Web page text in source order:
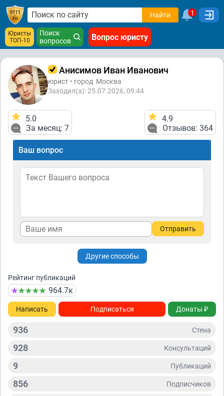
Найти 1
Юристы
ТОП-10
Поиск
вопросов
Вопрос юристу
Анисимов Иван Иванович
юрист • город Москва
Заходил(а): 25.07.2026, 09:44
5.0
За месяц: 7
4.9
Отзывов: 364
Ваш вопрос
Отправить
Другие способы
Рейтинг публикаций
964.7к
Написать Подписаться Донаты ₽
936 Стена
928 Консультаций
9 Публикаций
856 Подписчиков